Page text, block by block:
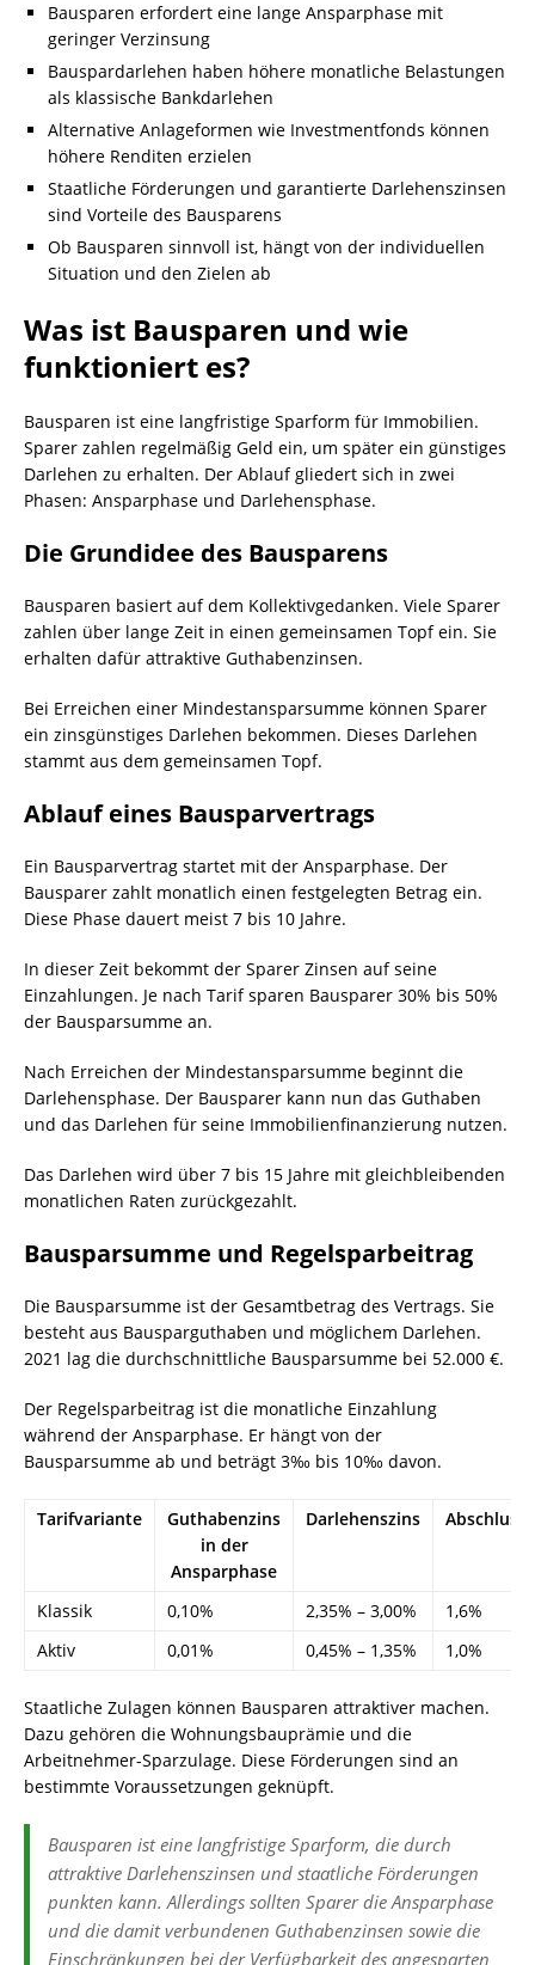
Bausparen erfordert eine lange Ansparphase mit
geringer Verzinsung
Bauspardarlehen haben höhere monatliche Belastungen
als klassische Bankdarlehen
Alternative Anlageformen wie Investmentfonds können
höhere Renditen erzielen
Staatliche Förderungen und garantierte Darlehenszinsen
sind Vorteile des Bausparens
Ob Bausparen sinnvoll ist, hängt von der individuellen
Situation und den Zielen ab
Was ist Bausparen und wie
funktioniert es?
Bausparen ist eine langfristige Sparform für Immobilien.
Sparer zahlen regelmäßig Geld ein, um später ein günstiges
Darlehen zu erhalten. Der Ablauf gliedert sich in zwei
Phasen: Ansparphase und Darlehensphase.
Die Grundidee des Bausparens
Bausparen basiert auf dem Kollektivgedanken. Viele Sparer
zahlen über lange Zeit in einen gemeinsamen Topf ein. Sie
erhalten dafür attraktive Guthabenzinsen.
Bei Erreichen einer Mindestansparsumme können Sparer
ein zinsgünstiges Darlehen bekommen. Dieses Darlehen
stammt aus dem gemeinsamen Topf.
Ablauf eines Bausparvertrags
Ein Bausparvertrag startet mit der Ansparphase. Der
Bausparer zahlt monatlich einen festgelegten Betrag ein.
Diese Phase dauert meist 7 bis 10 Jahre.
In dieser Zeit bekommt der Sparer Zinsen auf seine
Einzahlungen. Je nach Tarif sparen Bausparer 30% bis 50%
der Bausparsumme an.
Nach Erreichen der Mindestansparsumme beginnt die
Darlehensphase. Der Bausparer kann nun das Guthaben
und das Darlehen für seine Immobilienfinanzierung nutzen.
Das Darlehen wird über 7 bis 15 Jahre mit gleichbleibenden
monatlichen Raten zurückgezahlt.
Bausparsumme und Regelsparbeitrag
Die Bausparsumme ist der Gesamtbetrag des Vertrags. Sie
besteht aus Bausparguthaben und möglichem Darlehen.
2021 lag die durchschnittliche Bausparsumme bei 52.000 €.
Der Regelsparbeitrag ist die monatliche Einzahlung
während der Ansparphase. Er hängt von der
Bausparsumme ab und beträgt 3‰ bis 10‰ davon.
Tarifvariante
Guthabenzins
in der
Ansparphase
Darlehenszins
Klassik 0,10% 2,35% – 3,00%
1,6%
Aktiv
0,01% 0,45% – 1,35% 1,0%
Staatliche Zulagen können Bausparen attraktiver machen.
Dazu gehören die Wohnungsbauprämie und die
Arbeitnehmer-Sparzulage. Diese Förderungen sind an
bestimmte Voraussetzungen geknüpft.
Bausparen ist eine langfristige Sparform, die durch
attraktive Darlehenszinsen und staatliche Förderungen
punkten kann. Allerdings sollten Sparer die Ansparphase
und die damit verbundenen Guthabenzinsen sowie die
Einschränkungen bei der Verfügbarkeit des angesparten